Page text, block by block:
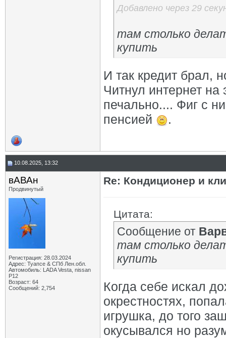
Добавлено через 29
там столько
купить
И так кредит брал,
Читнул интернет на
печально.... Фиг с
пенсией
.
10.08.2025, 13:32
вАВАн
Продвинутый
Регистрация: 28.03.2024
Адрес: Туапсе & СПб Лен.обл.
Автомобиль: LADA Vesta, nissan
P12
Возраст: 64
Сообщений: 2,754
Re: Кондиционер и
Цитата:
Сообщение от
там столько
купить
Когда себе искал
окрестностях,
игрушка, до того
окусывался но